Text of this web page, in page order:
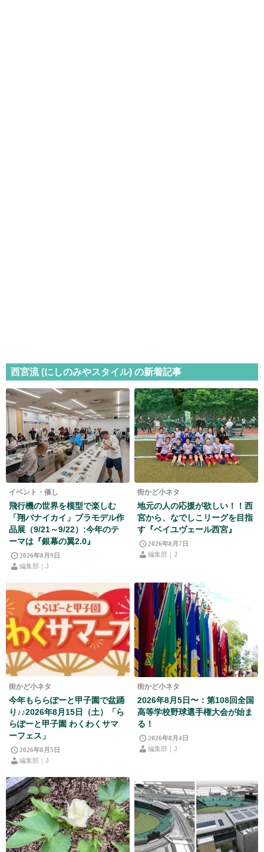
西宮流 (にしのみやスタイル) の新着記事
イベント・催し
飛行機の世界を模型で楽しむ
「翔バナイカイ」プラモデル作
品展（9/21～9/22）:今年のテ
ーマは『銀幕の翼2.0』
2026年8月9日
編集部｜J
街かど小ネタ
地元の人の応援が欲しい！！西
宮から、なでしこリーグを目指
す『ベイユヴェール西宮』
2026年8月7日
編集部｜J
街かど小ネタ
今年もららぽーと甲子園で盆踊
り♪♪2026年8月15日（土）「ら
らぽーと甲子園 わくわくサマ
ーフェス」
2026年8月5日
編集部｜J
街かど小ネタ
2026年8月5日〜：第108回全国
高等学校野球選手権大会が始ま
る！
2026年8月4日
編集部｜J